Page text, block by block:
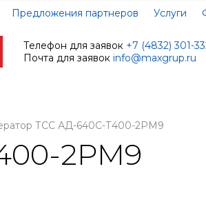
Предложения партнеров Услуги
Телефон для заявок +7 (4832) 301-
Почта для заявок info@maxgrup.ru
ТСС АД-640С-Т400-2РМ9
2РМ9